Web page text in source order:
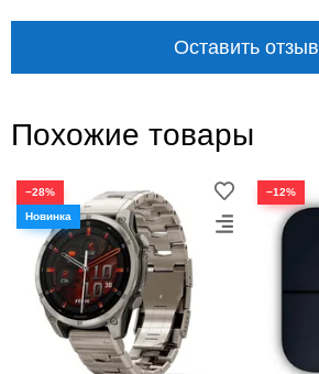
Оставить отзыв
Похожие товары
−28% −12%